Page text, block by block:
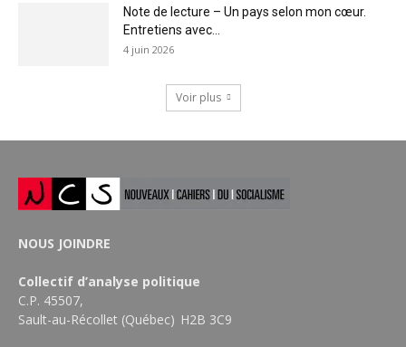
Note de lecture – Un pays selon mon cœur.
Entretiens avec...
4 juin 2026
Voir plus
NOUS JOINDRE
Collectif d’analyse politique
C.P. 45507,
Sault-au-Récollet (Québec) H2B 3C9